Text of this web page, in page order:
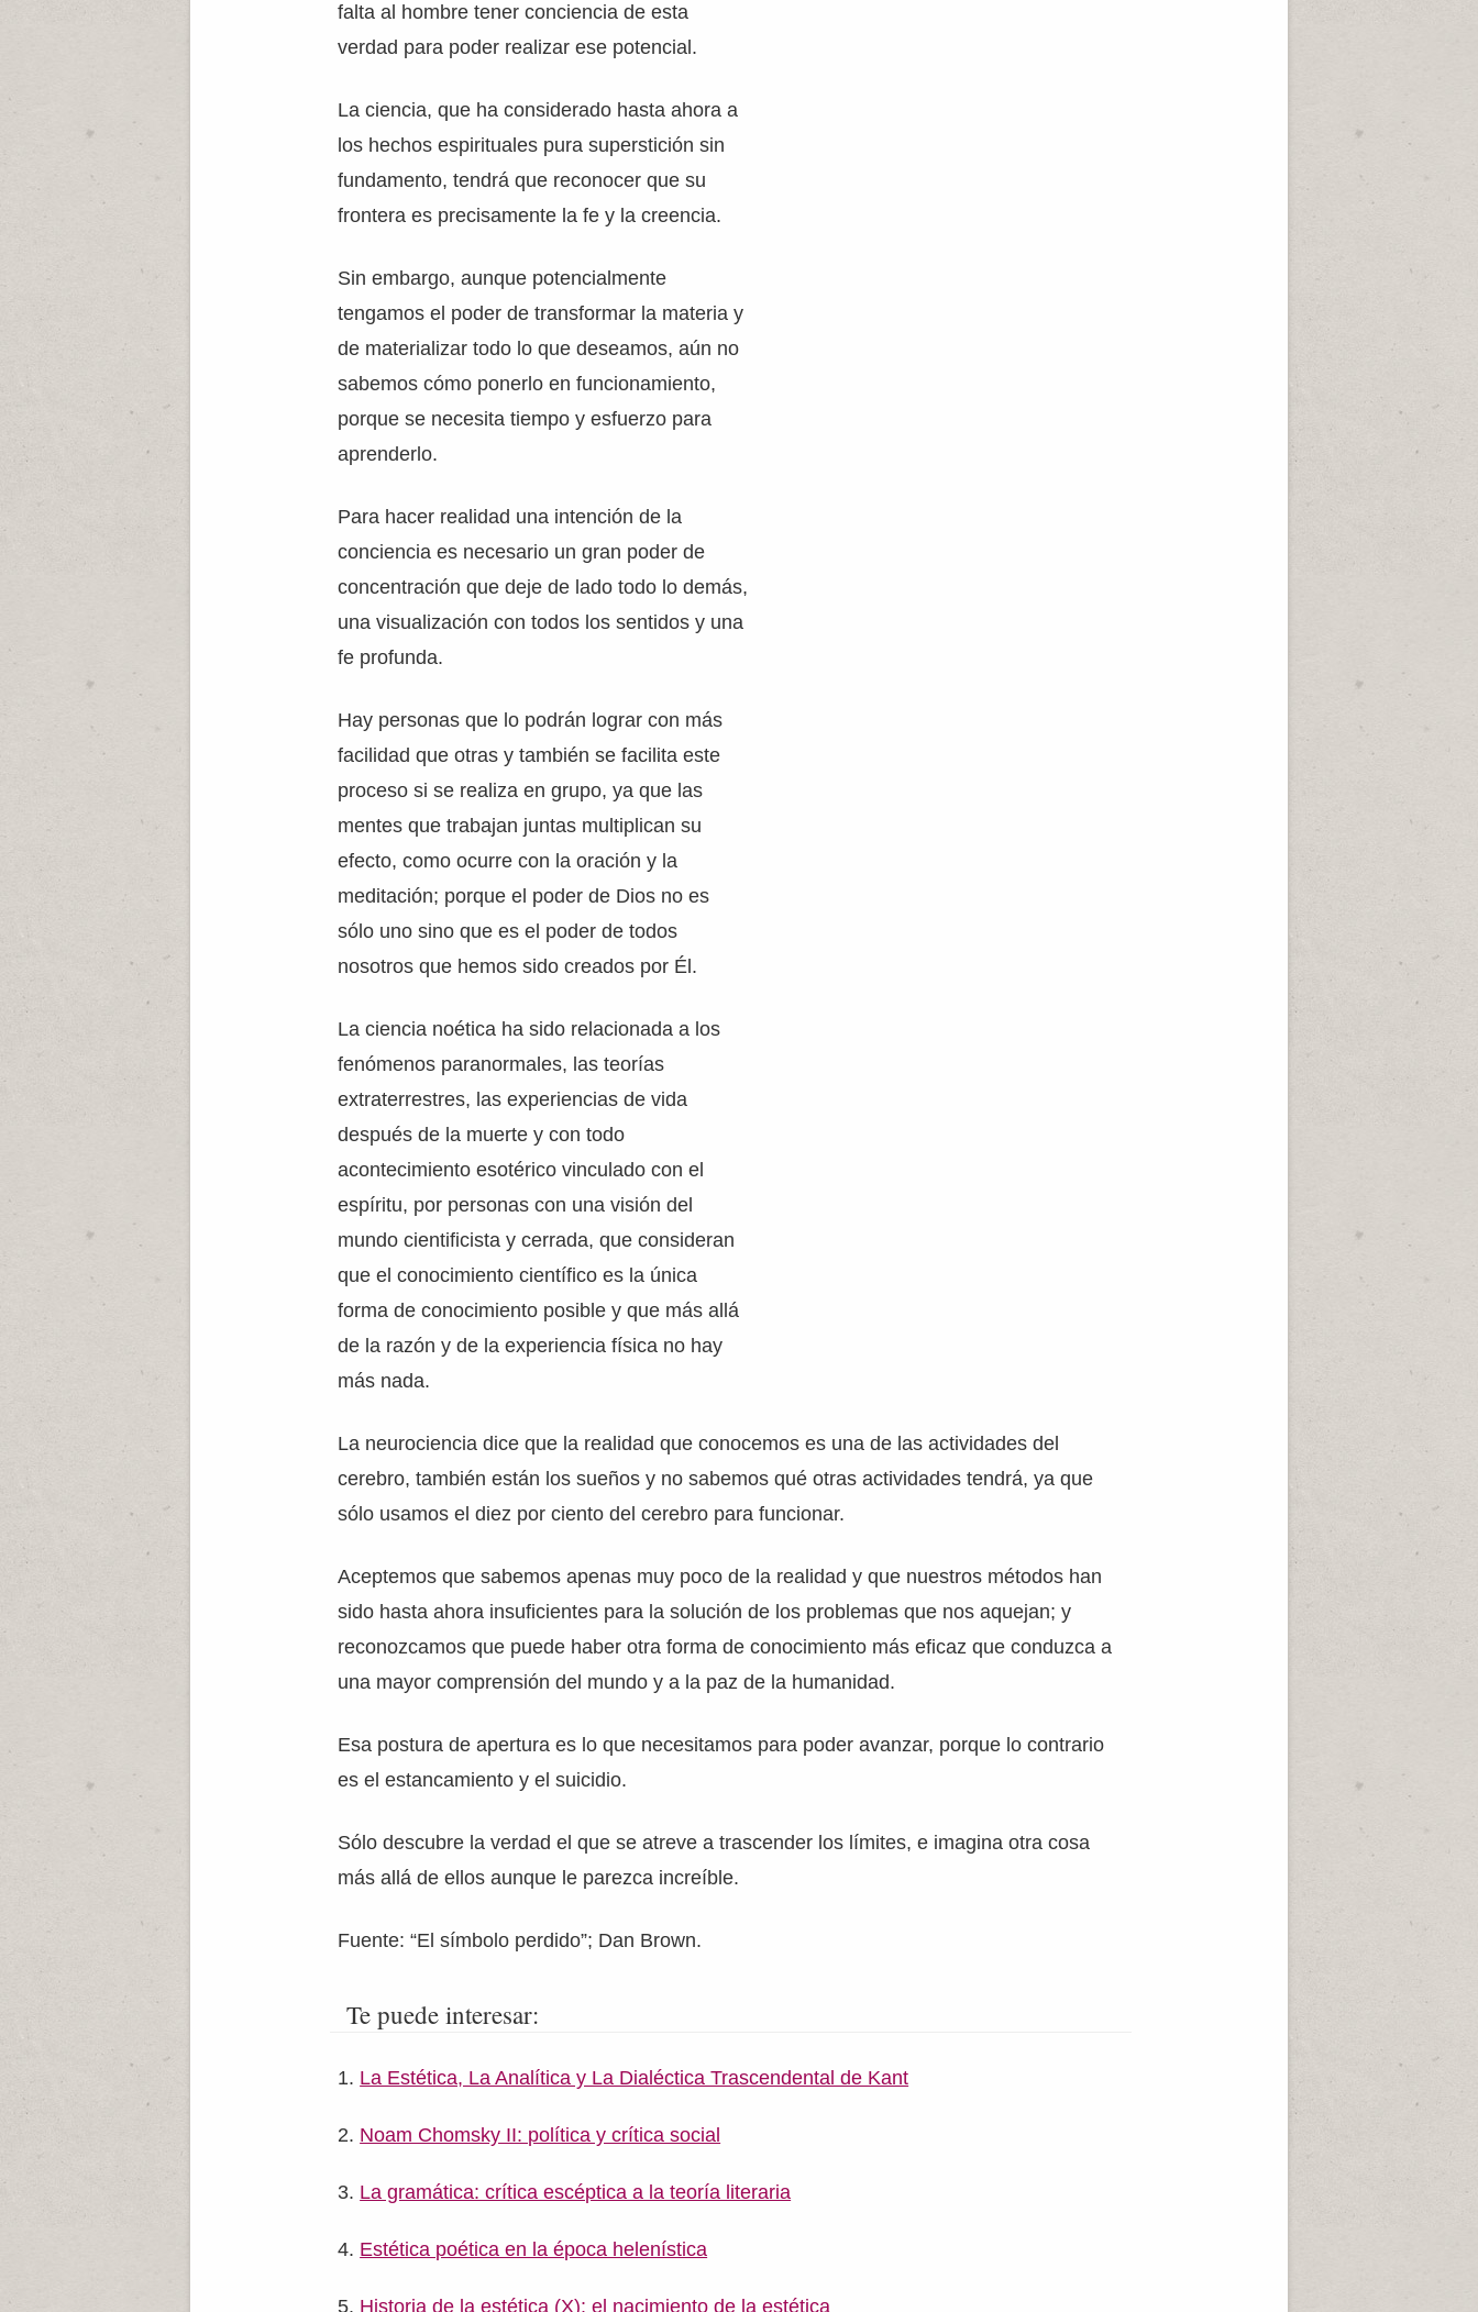
falta al hombre tener conciencia de esta
verdad para poder realizar ese potencial.
La ciencia, que ha considerado hasta ahora a
los hechos espirituales pura superstición sin
fundamento, tendrá que reconocer que su
frontera es precisamente la fe y la creencia.
Sin embargo, aunque potencialmente
tengamos el poder de transformar la materia y
de materializar todo lo que deseamos, aún no
sabemos cómo ponerlo en funcionamiento,
porque se necesita tiempo y esfuerzo para
aprenderlo.
Para hacer realidad una intención de la
conciencia es necesario un gran poder de
concentración que deje de lado todo lo demás,
una visualización con todos los sentidos y una
fe profunda.
Hay personas que lo podrán lograr con más
facilidad que otras y también se facilita este
proceso si se realiza en grupo, ya que las
mentes que trabajan juntas multiplican su
efecto, como ocurre con la oración y la
meditación; porque el poder de Dios no es
sólo uno sino que es el poder de todos
nosotros que hemos sido creados por Él.
La ciencia noética ha sido relacionada a los
fenómenos paranormales, las teorías
extraterrestres, las experiencias de vida
después de la muerte y con todo
acontecimiento esotérico vinculado con el
espíritu, por personas con una visión del
mundo cientificista y cerrada, que consideran
que el conocimiento científico es la única
forma de conocimiento posible y que más allá
de la razón y de la experiencia física no hay
más nada.
La neurociencia dice que la realidad que conocemos es una de las actividades del
cerebro, también están los sueños y no sabemos qué otras actividades tendrá, ya que
sólo usamos el diez por ciento del cerebro para funcionar.
Aceptemos que sabemos apenas muy poco de la realidad y que nuestros métodos han
sido hasta ahora insuficientes para la solución de los problemas que nos aquejan; y
reconozcamos que puede haber otra forma de conocimiento más eficaz que conduzca a
una mayor comprensión del mundo y a la paz de la humanidad.
Esa postura de apertura es lo que necesitamos para poder avanzar, porque lo contrario
es el estancamiento y el suicidio.
Sólo descubre la verdad el que se atreve a trascender los límites, e imagina otra cosa
más allá de ellos aunque le parezca increíble.
Fuente: “El símbolo perdido”; Dan Brown.
Te puede interesar:
La Estética, La Analítica y La Dialéctica Trascendental de Kant
Noam Chomsky II: política y crítica social
La gramática: crítica escéptica a la teoría literaria
Estética poética en la época helenística
Historia de la estética (X): el nacimiento de la estética